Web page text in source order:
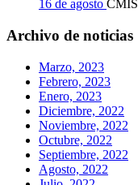
16 de agosto CMIS
Archivo de noticias
Marzo, 2023
Febrero, 2023
Enero, 2023
Diciembre, 2022
Noviembre, 2022
Octubre, 2022
Septiembre, 2022
Agosto, 2022